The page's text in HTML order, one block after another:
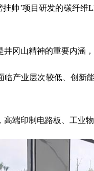
’项目研发的碳纤维
山精神的重要内涵，
业层次较低、创新能
端印制电路板、工业物